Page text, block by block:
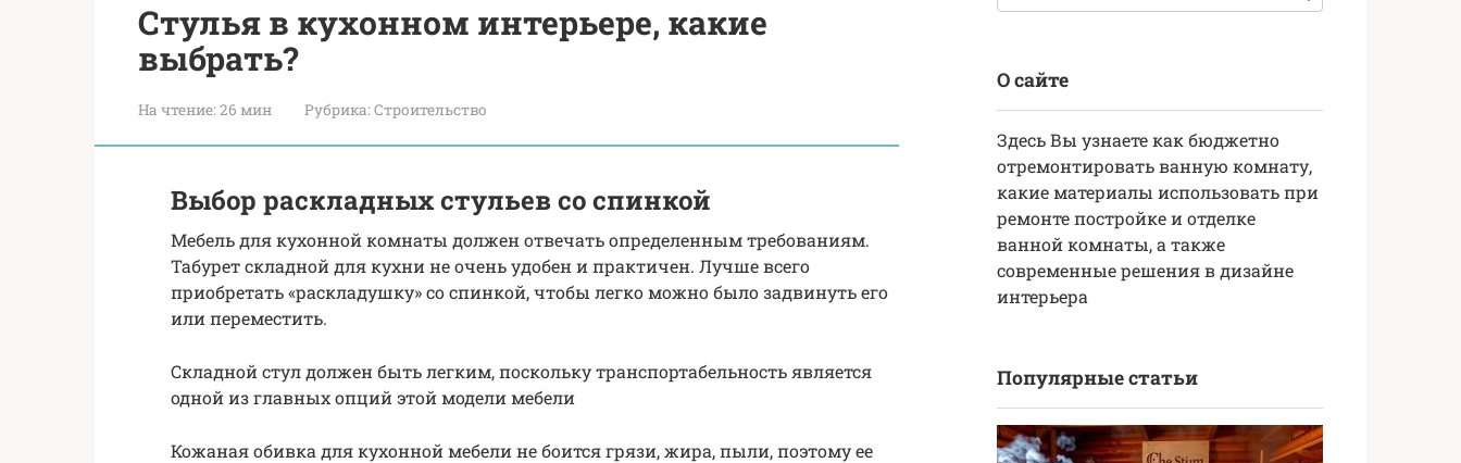
Стулья в кухонном интерьере, какие
выбрать?
На чтение:26 мин Рубрика:Строительство
Выбор раскладных стульев со спинкой
Мебель для кухонной комнаты должен отвечать определенным требованиям.
Табурет складной для кухни не очень удобен и практичен. Лучше всего
приобретать «раскладушку» со спинкой, чтобы легко можно было задвинуть его
или переместить.
Складной стул должен быть легким, поскольку транспортабельность является
одной из главных опций этой модели мебели
Кожаная обивка для кухонной мебели не боится грязи, жира, пыли, поэтому ее
О сайте
Здесь Вы узнаете как бюджетно
отремонтировать ванную комнату,
какие материалы использовать при
ремонте постройке и отделке
ванной комнаты, а также
современные решения в дизайне
интерьера
Популярные статьи